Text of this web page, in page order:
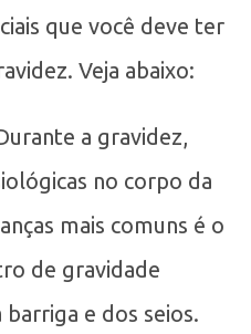
que você deve ter
Veja abaixo:
a gravidez,
no corpo da
mais comuns é o
de gravidade
e dos seios.